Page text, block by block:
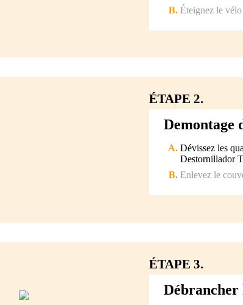
Éteignez le
ÉTAPE 2.
Demontage
Dévissez les
Destornillador
Enlevez le
ÉTAPE 3.
Débrancher